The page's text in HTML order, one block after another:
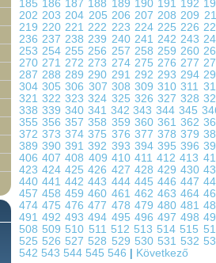
185 186 187 188 189 190 191 192
202203204 205 206 207208209
219220221222 223 224 225 226
236237238239 240 241 242 243
253254255256 257 258 259 260
270271272273 274 275 276 277
287288289290 291 292 293 294
304305306 307 308 309310311
321322323324 325 326 327 328
338 339 340 341 342343344345
355356357358 359 360 361 362
372373374375 376 377 378 379
389390391392 393 394 395 396
406407408 409 410 411412413
423424425426 427 428 429 430
440441442443 444 445 446 447
457458459460 461 462 463 464
474475476477 478 479 480 481
491492493494 495 496 497 498
508 509 510 511 512 513 514 515
525 526 527 528 529 530 531 532
542 543 544 545 546 Következő